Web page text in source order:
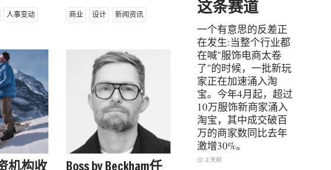
人事变动 商业 设计 新闻资讯
机构收
Boss by Beckham任
今年，奢侈品行业最
常被问到的一个问题
富的新贵们,能不能像
20年前的科技新贵、
10年前的加密货币新
贵那样,成为奢侈品消
费的下一代主力?
5 小时前
服装服饰 商业
这条赛道
一个有意思的反差正
在发生:当整个行业都
在喊"服饰电商太卷
了"的时候，一批新玩
家正在加速涌入淘
宝。今年4月起，超过
10万服饰新商家涌入
淘宝，其中成交破百
万的商家数同比去年
激增30%。
access_time 2 天前